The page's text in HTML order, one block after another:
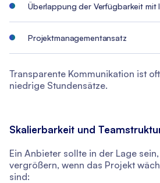
Überlappung der Verfügbarkeit mit
Projektmanagementansatz
Transparente Kommunikation ist
niedrige Stundensätze.
Skalierbarkeit und
Ein Anbieter sollte in der Lage
vergrößern, wenn das Projekt
sind: